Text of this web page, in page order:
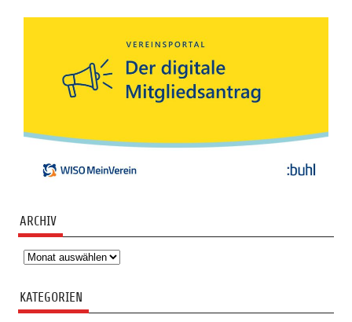
ARCHIV
Archiv
KATEGORIEN